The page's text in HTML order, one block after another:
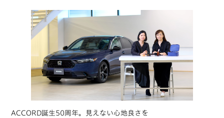
ACCORD誕生50周年。見えない心地良さを